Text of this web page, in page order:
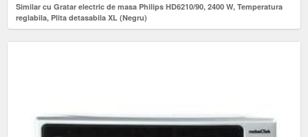
Similar cu Gratar electric de masa Philips HD6210/90, 2400 W, Temperatura
reglabila, Plita detasabila XL (Negru)